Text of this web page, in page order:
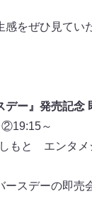
をぜひ見て
デー』発売記念
～
もと エンタメ
ースデーの即